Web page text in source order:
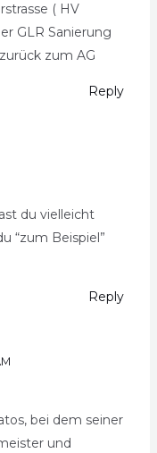
( HV
GLR Sanierung
zum AG
Reply
du vielleicht
“zum Beispiel”
Reply
bei dem seiner
und